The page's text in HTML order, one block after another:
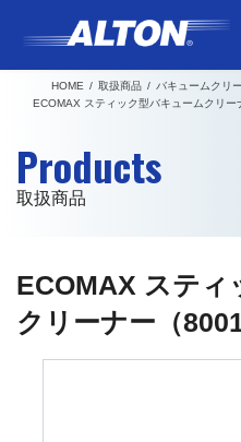
テ
ゲ
HOME 取扱商品
バキュームクリ
ECOMAX スティック型バキュームクリー
Products
取扱商品
ECOMAX スティ
クリーナー（